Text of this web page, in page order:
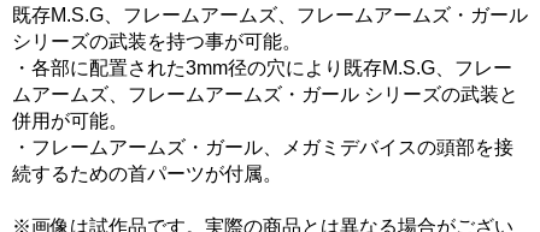
既存M.S.G、フレームアームズ、フレームアームズ・ガール
シリーズの武装を持つ事が可能。
・各部に配置された3mm径の穴により既存M.S.G、フレー
ムアームズ、フレームアームズ・ガール シリーズの武装と
併用が可能。
・フレームアームズ・ガール、メガミデバイスの頭部を接
続するための首パーツが付属。
※画像は試作品です。実際の商品とは異なる場合がござい